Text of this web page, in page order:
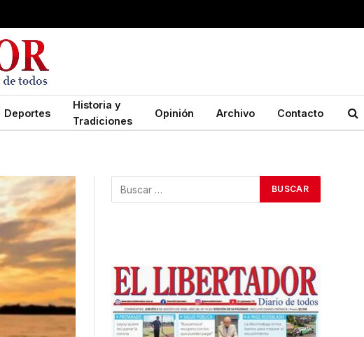
Deportes
Historia y
Tradiciones
Opinión Archivo Contacto